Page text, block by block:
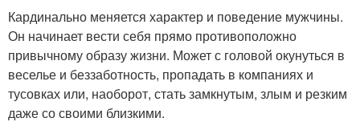
Кардинально меняется характер и поведение мужчины.
Он начинает вести себя прямо противоположно
привычному образу жизни. Может с головой окунуться в
веселье и беззаботность, пропадать в компаниях и
тусовках или, наоборот, стать замкнутым, злым и резким
даже со своими близкими.